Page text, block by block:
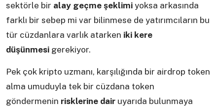
sektörle bir alay geçme şeklimi yoksa arkasında
farklı bir sebep mi var bilinmese de yatırımcıların bu
tür cüzdanlara varlık atarken iki kere
düşünmesi gerekiyor.
Pek çok kripto uzmanı, karşılığında bir airdrop token
alma umuduyla tek bir cüzdana token
göndermenin risklerine dair uyarıda bulunmaya